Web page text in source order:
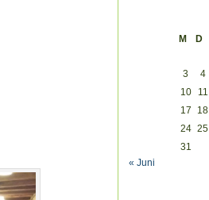
M
D
3
4
10
11
17
18
24 25
31
« Juni